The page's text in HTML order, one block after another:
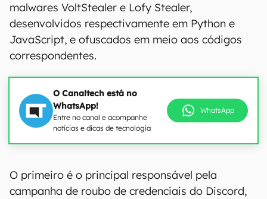
malwares VoltStealer e Lofy Stealer,
desenvolvidos respectivamente em Python e
JavaScript, e ofuscados em meio aos códigos
correspondentes.
O Canaltech está no
WhatsApp!
Entre no canal e acompanhe
notícias e dicas de tecnologia
WhatsApp
O primeiro é o principal responsável pela
campanha de roubo de credenciais do Discord,